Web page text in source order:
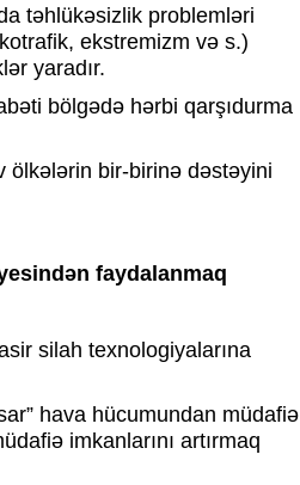
təhlükəsizlik problemləri
ekstremizm və s.)
yaradır.
bölgədə hərbi qarşıdurma
ölkələrin bir-birinə dəstəyini
faydalanmaq
silah texnologiyalarına
hava hücumundan müdafiə
imkanlarını artırmaq